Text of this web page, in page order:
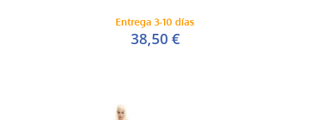
Entrega 3-10 días
38,50 €